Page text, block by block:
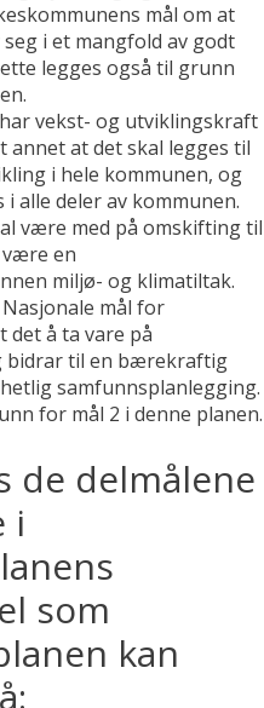
mål om at
i et mangfold av godt
legges også til grunn
vekst- og utviklingskraft
at det skal legges til
i hele kommunen, og
alle deler av kommunen.
være med på omskifting til
en
miljø- og klimatiltak.
mål for
å ta vare på
bidrar til en bærekraftig
samfunnsplanlegging.
for mål 2 i denne planen.
de delmålene
i
som
kan